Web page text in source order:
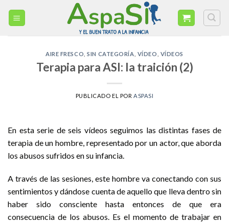
AIRE FRESCO ,SIN CATEGORÍA VÍDEO VÍDEOS
Terapia para ASI: la traición (2)
PUBLICADO EL POR ASPASI
En esta serie de seis vídeos seguimos las distintas fases de
terapia de un hombre, representado por un actor, que aborda
los abusos sufridos en su infancia.
A través de las sesiones, este hombre va conectando con sus
sentimientos y dándose cuenta de aquello que lleva dentro sin
haber sido consciente hasta entonces de que era
consecuencia de los abusos. Es el momento de trabajar en